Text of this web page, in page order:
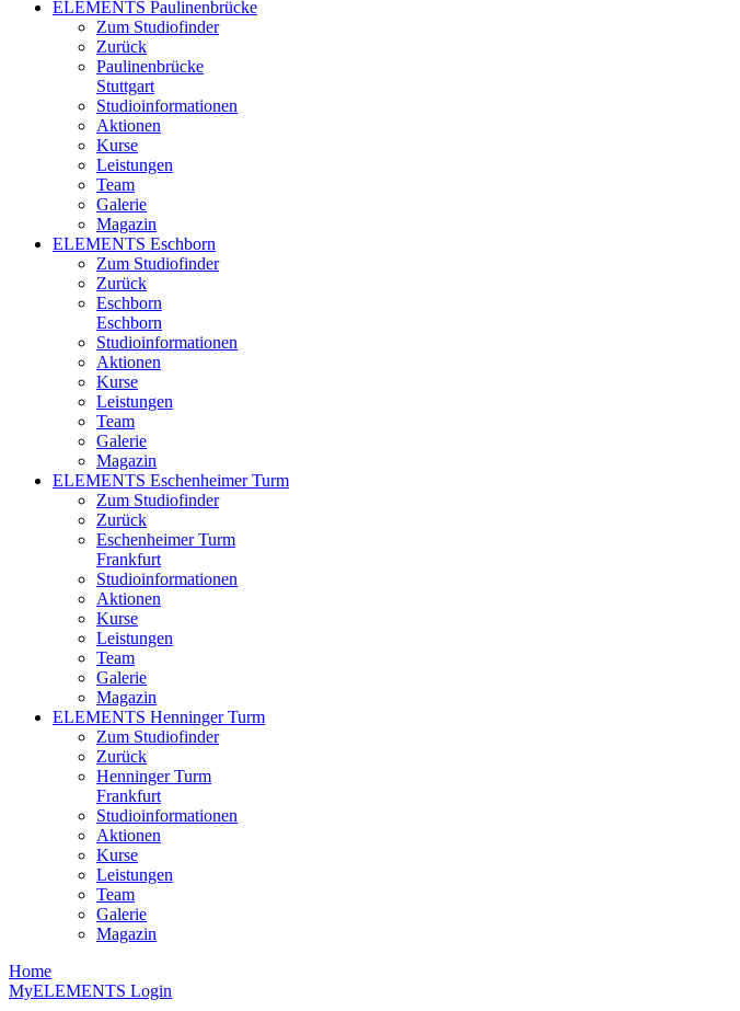
ELEMENTS Paulinenbrücke
Zum Studiofinder
Zurück
Paulinen­brücke
Stuttgart
Studioinformationen
Aktionen
Kurse
Leistungen
Team
Galerie
Magazin
ELEMENTS Eschborn
Zum Studiofinder
Zurück
Esch­born
Eschborn
Studioinformationen
Aktionen
Kurse
Leistungen
Team
Galerie
Magazin
ELEMENTS Eschenheimer Turm
Zum Studiofinder
Zurück
Eschen­heimer Turm
Frankfurt
Studioinformationen
Aktionen
Kurse
Leistungen
Team
Galerie
Magazin
ELEMENTS Henninger Turm
Zum Studiofinder
Zurück
Henninger Turm
Frankfurt
Studioinformationen
Aktionen
Kurse
Leistungen
Team
Galerie
Magazin
Home
MyELEMENTS Login